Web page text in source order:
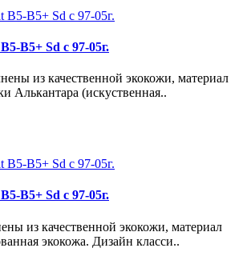
B5+ Sd с 97-05г.
из качественной экокожи, материал
Алькантара (искуственная..
B5+ Sd с 97-05г.
из качественной экокожи, материал
экокожа. Дизайн класси..